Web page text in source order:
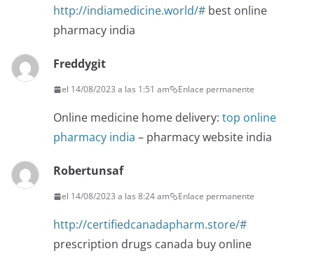
http://indiamedicine.world/# best online
pharmacy india
Freddygit
el 14/08/2023 a las 1:51 am Enlace permanente
Online medicine home delivery: top online
pharmacy india – pharmacy website india
Robertunsaf
el 14/08/2023 a las 8:24 am Enlace permanente
http://certifiedcanadapharm.store/#
prescription drugs canada buy online